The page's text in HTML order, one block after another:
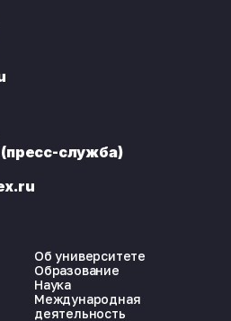
Об университете
Образование
Наука
Международная
деятельность
служба)